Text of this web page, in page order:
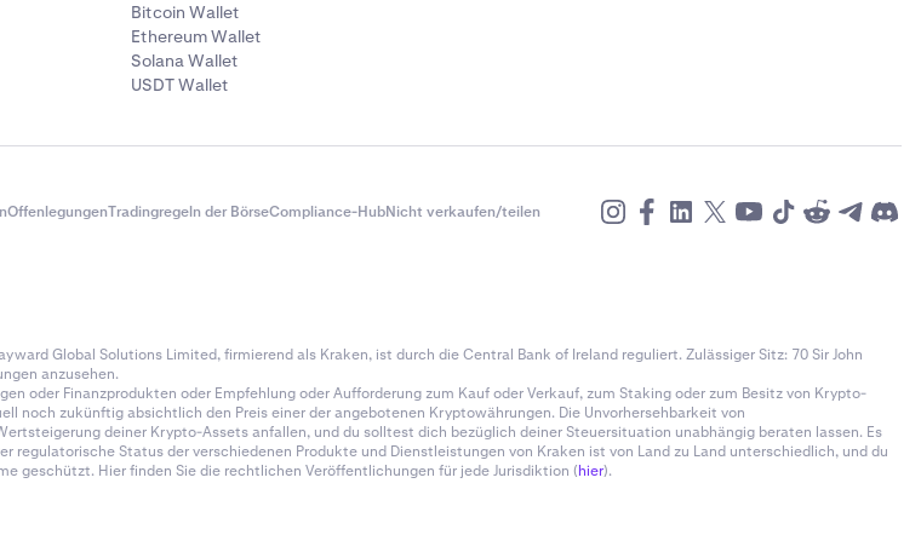
Bitcoin Wallet
Ethereum Wallet
Solana Wallet
USDT Wallet
OffenlegungenTradingregeln der BörseCompliance-HubNicht verkaufen/teilen
Global Solutions Limited, firmierend als Kraken, ist durch die Central Bank of Ireland reguliert. Zulässiger Sitz: 70 Sir John
anzusehen.
oder Finanzprodukten oder Empfehlung oder Aufforderung zum Kauf oder Verkauf, zum Staking oder zum Besitz von Krypto-
zukünftig absichtlich den Preis einer der angebotenen Kryptowährungen. Die Unvorhersehbarkeit von
deiner Krypto-Assets anfallen, und du solltest dich bezüglich deiner Steuersituation unabhängig beraten lassen. Es
Status der verschiedenen Produkte und Dienstleistungen von Kraken ist von Land zu Land unterschiedlich, und du
geschützt. Hier finden Sie die rechtlichen Veröffentlichungen für jede Jurisdiktion (hier).